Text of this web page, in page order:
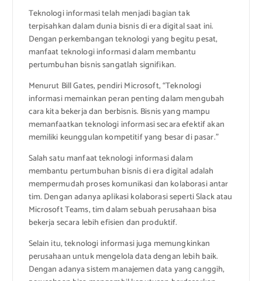
Teknologi informasi telah menjadi bagian tak
terpisahkan dalam dunia bisnis di era digital saat ini.
Dengan perkembangan teknologi yang begitu pesat,
manfaat teknologi informasi dalam membantu
pertumbuhan bisnis sangatlah signifikan.
Menurut Bill Gates, pendiri Microsoft, “Teknologi
informasi memainkan peran penting dalam mengubah
cara kita bekerja dan berbisnis. Bisnis yang mampu
memanfaatkan teknologi informasi secara efektif akan
memiliki keunggulan kompetitif yang besar di pasar.”
Salah satu manfaat teknologi informasi dalam
membantu pertumbuhan bisnis di era digital adalah
mempermudah proses komunikasi dan kolaborasi antar
tim. Dengan adanya aplikasi kolaborasi seperti Slack atau
Microsoft Teams, tim dalam sebuah perusahaan bisa
bekerja secara lebih efisien dan produktif.
Selain itu, teknologi informasi juga memungkinkan
perusahaan untuk mengelola data dengan lebih baik.
Dengan adanya sistem manajemen data yang canggih,